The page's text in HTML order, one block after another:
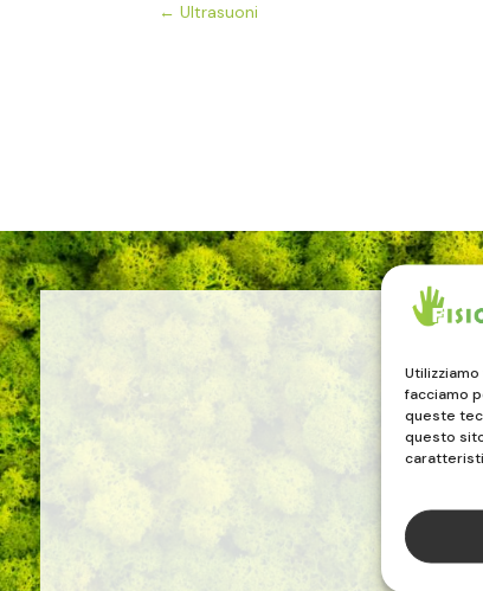
facciamo
queste
questo
← Ultrasuoni